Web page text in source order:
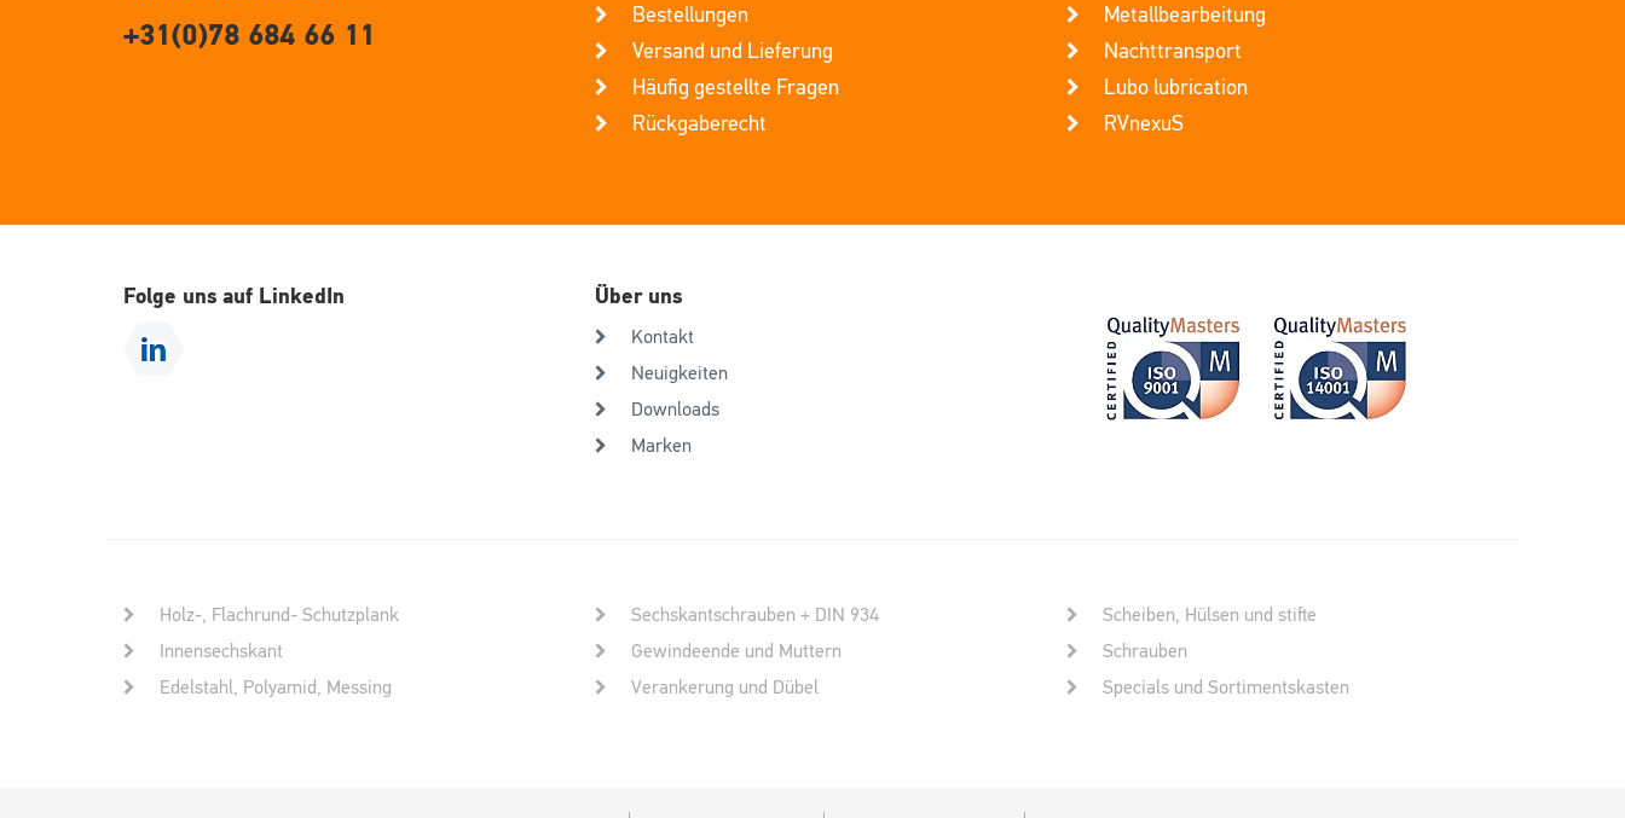
+31(0)78 684 66 11
Bestellungen
Versand und Lieferung
Häufig gestellte Fragen
Rückgaberecht
Metallbearbeitung
Nachttransport
Lubo lubrication
RVnexuS
Folge uns auf LinkedIn Über uns
Kontakt
Neuigkeiten
Downloads
Marken
Holz-, Flachrund- Schutzplank
Innensechskant
Edelstahl, Polyamid, Messing
Sechskantschrauben + DIN 934
Gewindeende und Muttern
Verankerung und Dübel
Scheiben, Hülsen und stifte
Schrauben
Specials und Sortimentskasten